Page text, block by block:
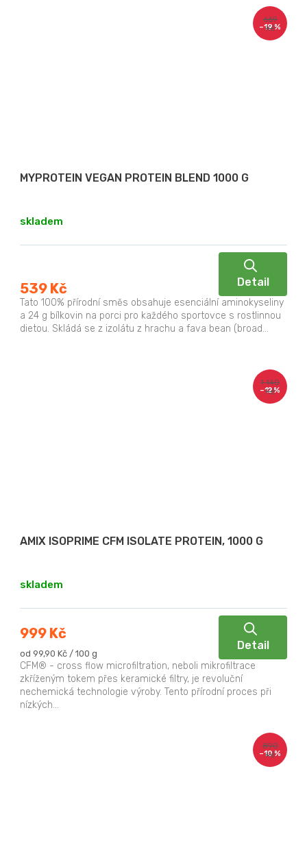
669
Kč
–19 %
MYPROTEIN VEGAN PROTEIN BLEND 1000 G
skladem
539 Kč Detail
Tato 100% přírodní směs obsahuje esenciální aminokyseliny
a 24 g bílkovin na porci pro každého sportovce s rostlinnou
dietou. Skládá se z izolátu z hrachu a fava bean (broad...
1 140
Kč
–12 %
AMIX ISOPRIME CFM ISOLATE PROTEIN, 1000 G
skladem
999 Kč
Měrná
cena:
od 99,90 Kč / 100 g
Detail
CFM® - cross flow microfiltration, neboli mikrofiltrace
zkříženým tokem přes keramické filtry, je revoluční
nechemická technologie výroby. Tento přírodní proces při
nízkých...
890
Kč
–10 %